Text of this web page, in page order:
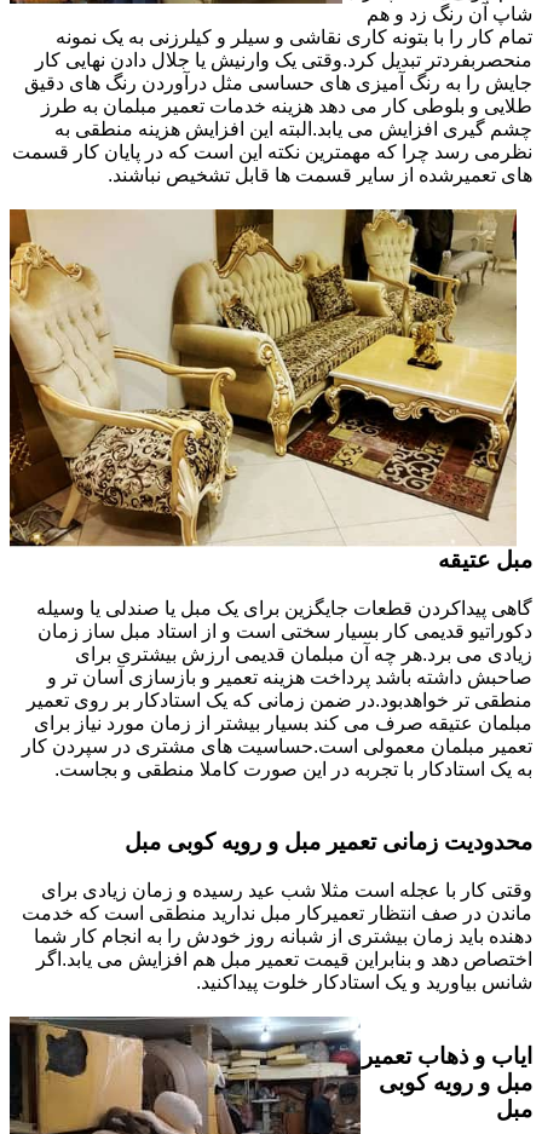
شاپ آن رنگ زد و هم
تمام کار را با بتونه کاری نقاشی و سیلر و کیلرزنی به یک نمونه
منحصربفردتر تبدیل کرد.وقتی یک وارنیش یا جلال دادن نهایی کار
جایش را به رنگ آمیزی های حساسی مثل درآوردن رنگ های دقیق
طلایی و بلوطی کار می دهد هزینه خدمات تعمیر مبلمان به طرز
چشم گیری افزایش می یابد.البته این افزایش هزینه منطقی به
نظرمی رسد چرا که مهمترین نکته این است که در پایان کار قسمت
های تعمیرشده از سایر قسمت ها قابل تشخیص نباشند.
مبل عتیقه
گاهی پیداکردن قطعات جایگزین برای یک مبل یا صندلی یا وسیله
دکوراتیو قدیمی کار بسیار سختی است و از استاد مبل ساز زمان
زیادی می برد.هر چه آن مبلمان قدیمی ارزش بیشتری برای
صاحبش داشته باشد پرداخت هزینه تعمیر و بازسازی آسان تر و
منطقی تر خواهدبود.در ضمن زمانی که یک استادکار بر روی تعمیر
مبلمان عتیقه صرف می کند بسیار بیشتر از زمان مورد نیاز برای
تعمیر مبلمان معمولی است.حساسیت های مشتری در سپردن کار
به یک استادکار با تجربه در این صورت کاملا منطقی و بجاست.
محدودیت زمانی تعمیر مبل و رویه کوبی مبل
وقتی کار با عجله است مثلا شب عید رسیده و زمان زیادی برای
ماندن در صف انتظار تعمیرکار مبل ندارید منطقی است که خدمت
دهنده باید زمان بیشتری از شبانه روز خودش را به انجام کار شما
اختصاص دهد و بنابراین قیمت تعمیر مبل هم افزایش می یابد.اگر
شانس بیاورید و یک استادکار خلوت پیداکنید.
ایاب و ذهاب تعمیر
مبل و رویه کوبی
مبل